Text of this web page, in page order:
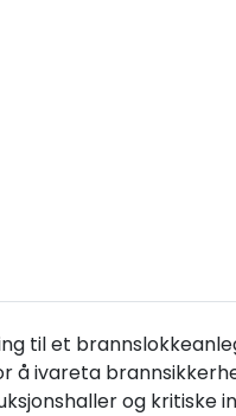
til et
ivareta
og kritiske